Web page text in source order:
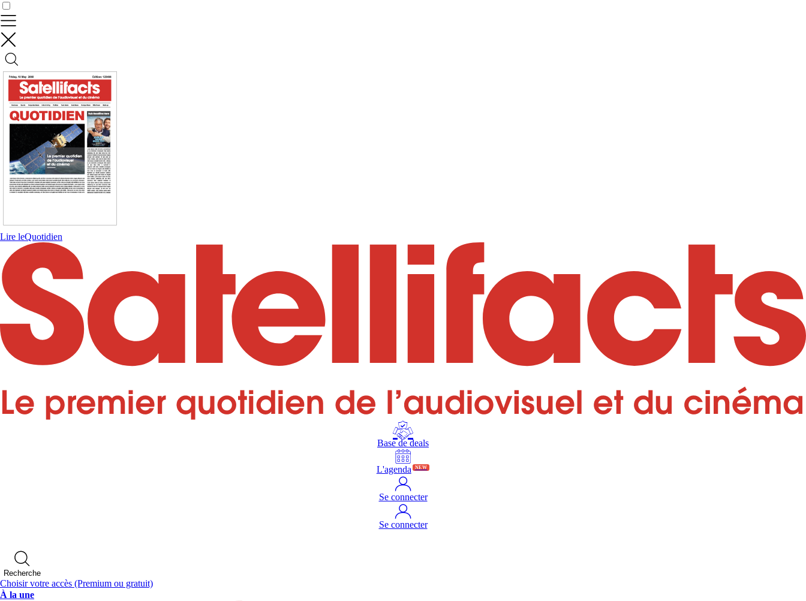
Lire leQuotidien
Base de deals
L'agenda NEW
Se connecter
Se connecter
Recherche
Choisir votre accès (Premium ou gratuit)
À la une
Contrôler vos données